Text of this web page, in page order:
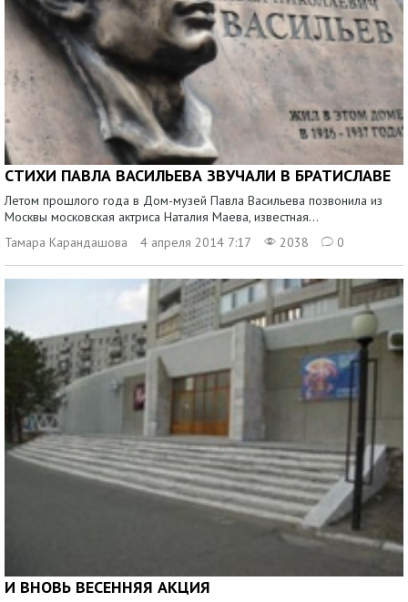
СТИХИ ПАВЛА ВАСИЛЬЕВА ЗВУЧАЛИ В БРАТИСЛАВЕ
Летом прошлого года в Дом-музей Павла Васильева позвонила из
Москвы московская актриса Наталия Маева, известная...
Тамара Карандашова
4 апреля 2014 7:17 2038 0
И ВНОВЬ ВЕСЕННЯЯ АКЦИЯ